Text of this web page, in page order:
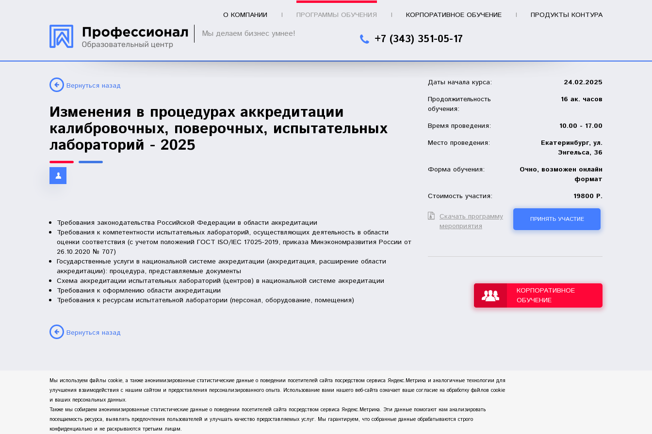
О КОМПАНИИ ПРОГРАММЫ ОБУЧЕНИЯ КОРПОРАТИВНОЕ ОБУЧЕНИЕ ПРОДУКТЫ КОНТУРА
Мы делаем бизнес умнее! +7 (343) 351-05-17
Вернуться назад
Изменения в процедурах аккредитации
калибровочных, поверочных, испытательных
лабораторий - 2025
Требования законодательства Российской Федерации в области аккредитации
Требования к компетентности испытательных лабораторий, осуществляющих деятельность в области
оценки соответствия (с учетом положений ГОСТ ISO/IEC 17025-2019, приказа Минэкономразвития России от
26.10.2020 № 707)
Государственные услуги в национальной системе аккредитации (аккредитация, расширение области
аккредитации): процедура, представляемые документы
Схема аккредитации испытательных лабораторий (центров) в национальной системе аккредитации
Требования к оформлению области аккредитации
Требования к ресурсам испытательной лаборатории (персонал, оборудование, помещения)
Вернуться назад
Даты начала курса:
24.02.2025
Продолжительность
обучения:
16 ак. часов
Время проведения:
10.00 - 17.00
Место проведения:
Екатеринбург, ул.
Энгельса, 36
Форма обучения:
Очно, возможен онлайн
формат
Стоимость участия:
19800 Р.
Скачать программу
мероприятия
ПРИНЯТЬ УЧАСТИЕ
КОРПОРАТИВНОЕ
ОБУЧЕНИЕ
Мы используем файлы cookie, а также анонимизированные статистические данные о поведении посетителей сайта посредством сервиса Яндекс.Метрика и аналогичные технологии для
улучшения взаимодействия с нашим сайтом и предоставления персонализированного опыта. Использование вами нашего веб-сайта означает ваше согласие на обработку файлов cookie
и ваших персональных данных.
Также мы собираем анонимизированные статистические данные о поведении посетителей сайта посредством сервиса Яндекс.Метрика. Эти данные помогают нам анализировать
посещаемость ресурса, выявлять предпочтения пользователей и улучшать качество предоставляемых услуг. Мы гарантируем, что собранные данные обрабатываются строго
конфиденциально и не раскрываются третьим лицам.